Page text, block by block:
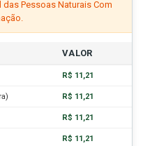
Pessoas Naturais Com
VALOR
R$ 11,21
R$ 11,21
R$ 11,21
R$ 11,21